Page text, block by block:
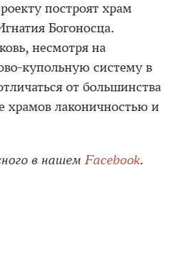
построят храм
Богоносца.
несмотря на
купольную систему в
от большинства
храмов лаконичностью и
в нашем Facebook.